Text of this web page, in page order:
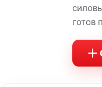
готов